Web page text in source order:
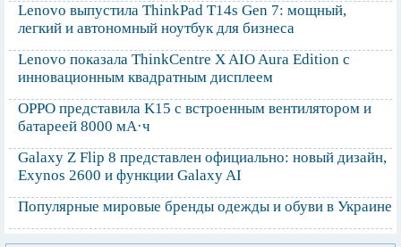
Lenovo выпустила ThinkPad T14s Gen 7: мощный,
легкий и автономный ноутбук для бизнеса
Lenovo показала ThinkCentre X AIO Aura Edition с
инновационным квадратным дисплеем
OPPO представила K15 с встроенным вентилятором и
батареей 8000 мА·ч
Galaxy Z Flip 8 представлен официально: новый дизайн,
Exynos 2600 и функции Galaxy AI
Популярные мировые бренды одежды и обуви в Украине